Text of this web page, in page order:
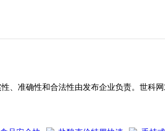
、准确性和合法性由发布企业负责。世科网